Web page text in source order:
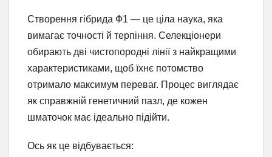
Створення гібрида Ф1 — це ціла наука, яка
вимагає точності й терпіння. Селекціонери
обирають дві чистопородні лінії з найкращими
характеристиками, щоб їхнє потомство
отримало максимум переваг. Процес виглядає
як справжній генетичний пазл, де кожен
шматочок має ідеально підійти.
Ось як це відбувається: